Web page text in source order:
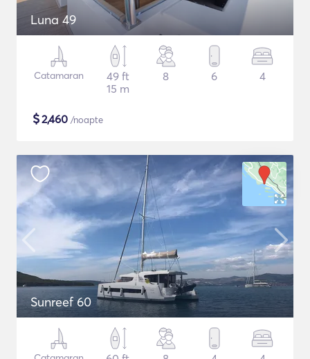
Luna 49
Catamaran
49 ft
15 m
8 6 4
$2,460 /noapte
Sunreef 60